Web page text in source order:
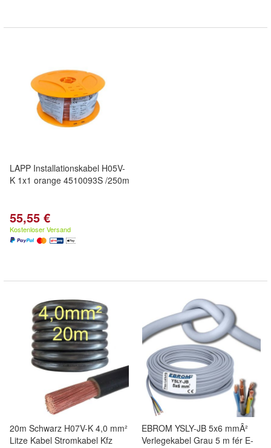
LAPP Installationskabel H05V-
K 1x1 orange 4510093S /250m
55,55 €
Kostenloser Versand
20m Schwarz H07V-K 4,0 mm²
Litze Kabel Stromkabel Kfz
EBROM YSLY-JB 5x6 mmÂ²
Verlegekabel Grau 5 m fér E-